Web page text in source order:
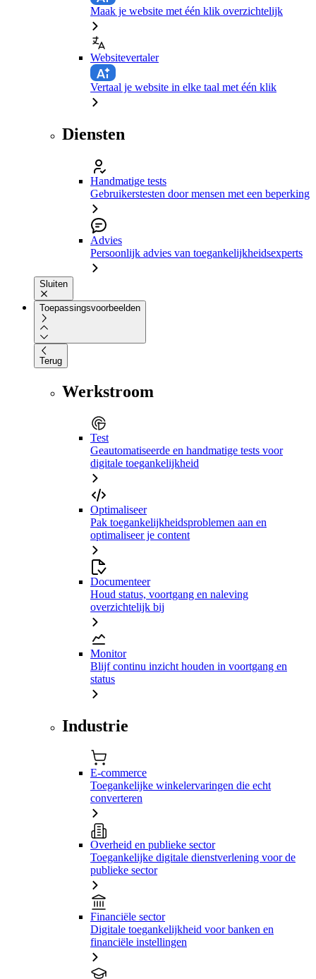
Maak je website met één klik overzichtelijk
Websitevertaler
Vertaal je website in elke taal met één klik
Diensten
Handmatige tests
Gebruikerstesten door mensen met een beperking
Advies
Persoonlijk advies van toegankelijkheidsexperts
Sluiten
Toepassingsvoorbeelden
Terug
Werkstroom
Test
Geautomatiseerde en handmatige tests voor
digitale toegankelijkheid
Optimaliseer
Pak toegankelijkheidsproblemen aan en
optimaliseer je content
Documenteer
Houd status, voortgang en naleving
overzichtelijk bij
Monitor
Blijf continu inzicht houden in voortgang en
status
Industrie
E-commerce
Toegankelijke winkelervaringen die echt
converteren
Overheid en publieke sector
Toegankelijke digitale dienstverlening voor de
publieke sector
Financiële sector
Digitale toegankelijkheid voor banken en
financiële instellingen